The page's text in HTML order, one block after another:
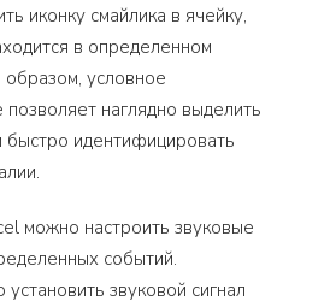
иконку смайлика в ячейку,
в определенном
образом, условное
наглядно выделить
идентифицировать
можно настроить звуковые
событий.
звуковой сигнал